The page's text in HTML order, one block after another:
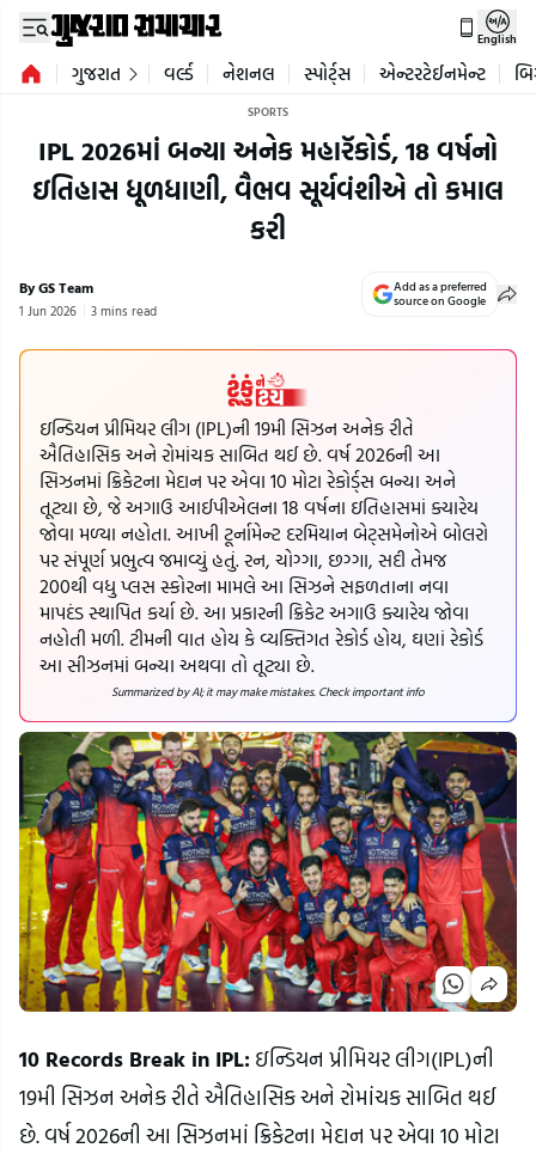
English
ગુજરાત વર્લ્ડ નેશનલ સ્પોર્ટ્સ એન્ટરટેઈનમેન્ટ
SPORTS
IPL 2026માં બન્યા અનેક મહારૅકોર્ડ, 18 વર્ષનો
ઇતિહાસ ધૂળધાણી, વૈભવ સૂર્યવંશીએ તો કમાલ
કરી
By GS Team
1 Jun 2026 3 mins read
Add as a preferred
source on Google
ઇન્ડિયન પ્રીમિયર લીગ (IPL)ની 19મી સિઝન અનેક રીતે
ઐતિહાસિક અને રોમાંચક સાબિત થઈ છે. વર્ષ 2026ની આ
સિઝનમાં ક્રિકેટના મેદાન પર એવા 10 મોટા રેકોર્ડ્સ બન્યા અને
તૂટ્યા છે, જે અગાઉ આઈપીએલના 18 વર્ષના ઇતિહાસમાં ક્યારેય
જોવા મળ્યા નહોતા. આખી ટૂર્નામેન્ટ દરમિયાન બેટ્સમેનોએ બોલરો
પર સંપૂર્ણ પ્રભુત્વ જમાવ્યું હતું. રન, ચોગ્ગા, છગ્ગા, સદી તેમજ
200થી વધુ પ્લસ સ્કોરના મામલે આ સિઝને સફળતાના નવા
માપદંડ સ્થાપિત કર્યા છે. આ પ્રકારની ક્રિકેટ અગાઉ ક્યારેય જોવા
નહોતી મળી. ટીમની વાત હોય કે વ્યક્તિગત રેકોર્ડ હોય, ઘણાં રેકોર્ડ
આ સીઝનમાં બન્યા અથવા તો તૂટ્યા છે.
Summarized by AI; it may make mistakes. Check important info
10 Records Break in IPL:ઇન્ડિયન પ્રીમિયર લીગ(IPL)ની
19મી સિઝન અનેક રીતે ઐતિહાસિક અને રોમાંચક સાબિત થઈ
છે. વર્ષ 2026ની આ સિઝનમાં ક્રિકેટના મેદાન પર એવા 10 મોટા